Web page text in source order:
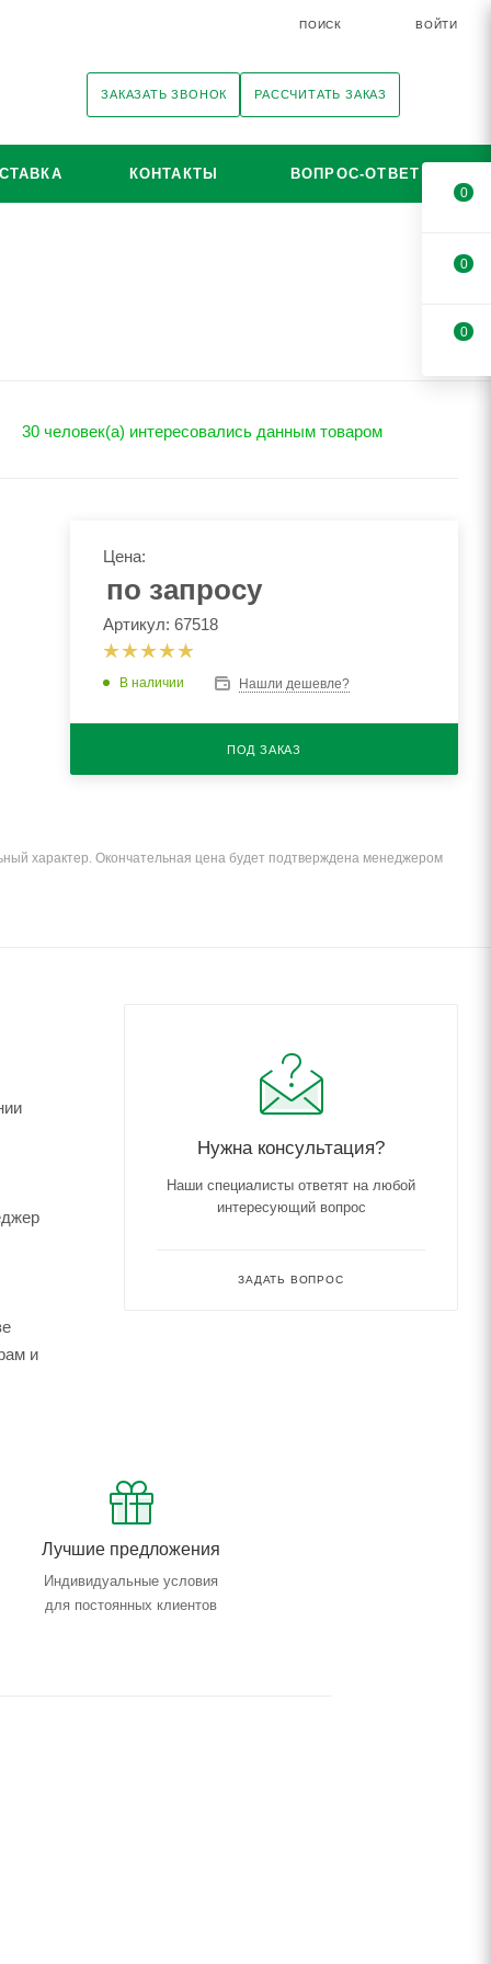
ПОИСК ВОЙТИ
ЗАКАЗАТЬ ЗВОНОК РАССЧИТАТЬ ЗАКАЗ
КОНТАКТЫ ВОПРОС-ОТВЕТ
30 человек(а) интересовались данным товаром
Цена:
по запросу
Артикул: 67518
В наличии Нашли дешевле?
ПОД ЗАКАЗ
характер. Окончательная цена будет подтверждена менеджером
и
Лучшие предложения
Индивидуальные условия
для постоянных клиентов
Нужна консультация?
Наши специалисты ответят на любой
интересующий вопрос
ЗАДАТЬ ВОПРОС
0
0
0